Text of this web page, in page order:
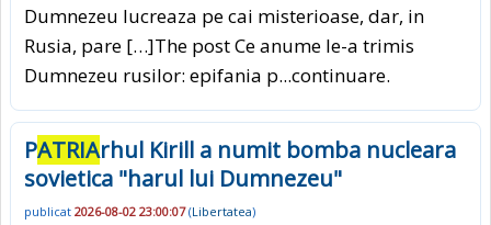
Dumnezeu lucreaza pe cai misterioase, dar, in
Rusia, pare […]The post Ce anume le-a trimis
Dumnezeu rusilor: epifania p...continuare.
PATRIArhul Kirill a numit bomba nucleara
sovietica "harul lui Dumnezeu"
publicat 2026-08-02 23:00:07(Libertatea)